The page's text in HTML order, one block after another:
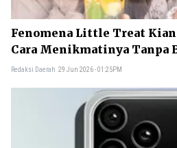
Fenomena Little Treat
Cara Menikmatinya Tanpa
Redaksi Daerah 29 Jun 2026 - 01:25PM